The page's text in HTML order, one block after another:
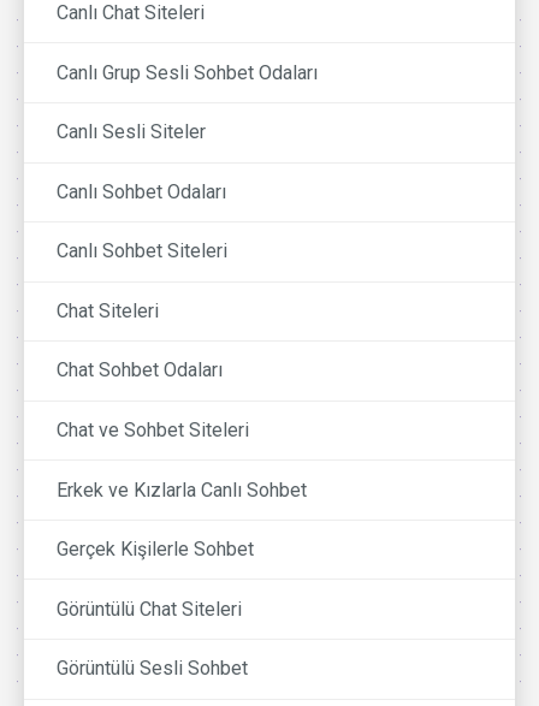
Canlı Chat Siteleri
Canlı Grup Sesli Sohbet Odaları
Canlı Sesli Siteler
Canlı Sohbet Odaları
Canlı Sohbet Siteleri
Chat Siteleri
Chat Sohbet Odaları
Chat ve Sohbet Siteleri
Erkek ve Kızlarla Canlı Sohbet
Gerçek Kişilerle Sohbet
Görüntülü Chat Siteleri
Görüntülü Sesli Sohbet